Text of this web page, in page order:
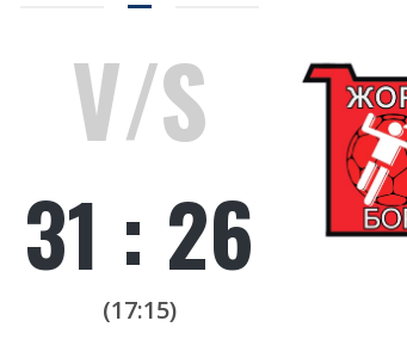
V/S
31 : 26
(17:15)